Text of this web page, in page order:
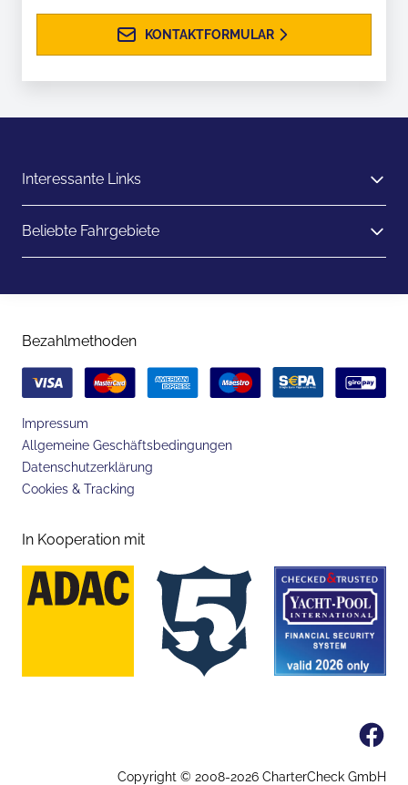
KONTAKTFORMULAR
Interessante Links
Beliebte Fahrgebiete
Bezahlmethoden
Impressum
Allgemeine Geschäftsbedingungen
Datenschutzerklärung
Cookies & Tracking
In Kooperation mit
Copyright © 2008-2026 CharterCheck GmbH